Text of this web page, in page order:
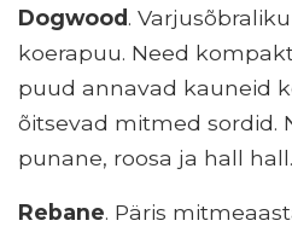
Dogwood.
koerapuu. Need
puud annavad kauneid
õitsevad mitmed sordid.
punane, roosa ja hall
Rebane. Päris